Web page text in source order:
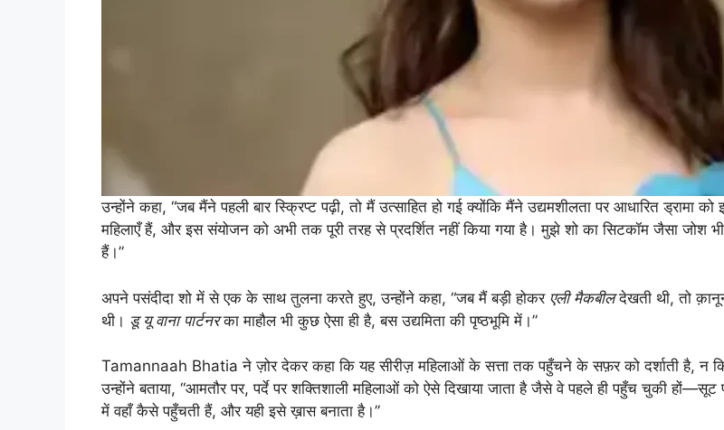
उन्होंने कहा, “जब मैंने पहली बार स्क्रिप्ट पढ़ी, तो मैं उत्साहित हो गई क्योंकि मैंने उद्यमशीलता पर आधारित ड्रामा
महिलाएँ हैं, और इस संयोजन को अभी तक पूरी तरह से प्रदर्शित नहीं किया गया है। मुझे शो का सिटकॉम जैसा
हैं।”
अपने पसंदीदा शो में से एक के साथ तुलना करते हुए, उन्होंने कहा, “जब मैं बड़ी होकर एली मैकबीलदेखती थी, तो
थी। डू यू वाना पार्टनरका माहौल भी कुछ ऐसा ही है, बस उद्यमिता की पृष्ठभूमि में।”
Tamannaah Bhatia ने ज़ोर देकर कहा कि यह सीरीज़ महिलाओं के सत्ता तक पहुँचने के सफ़र को दर्शाती है, न
उन्होंने बताया, “आमतौर पर, पर्दे पर शक्तिशाली महिलाओं को ऐसे दिखाया जाता है जैसे वे पहले ही पहुँच चुकी
में वहाँ कैसे पहुँचती हैं, और यही इसे ख़ास बनाता है।”